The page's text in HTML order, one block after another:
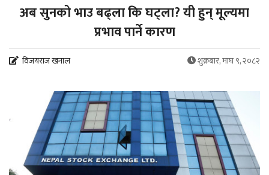
अब सुनको भाउ बढ्ला कि घट्ला? यी हुन् मूल्यमा
प्रभाव पार्ने कारण
विजयराज खनाल शुक्रबार, माघ ९, २०८२